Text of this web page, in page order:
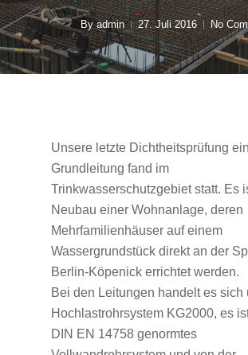
By admin 27. Juli 2016 No
Unsere letzte Dichtheitsprüfung
Grundleitung fand im
Trinkwasserschutzgebiet statt. Es
Neubau einer Wohnanlage, deren
Mehrfamilienhäuser auf einem
Wassergrundstück direkt an der
Berlin-Köpenick errichtet werden.
Bei den Leitungen handelt es sich
Hochlastrohrsystem KG2000, es
DIN EN 14758 genormtes